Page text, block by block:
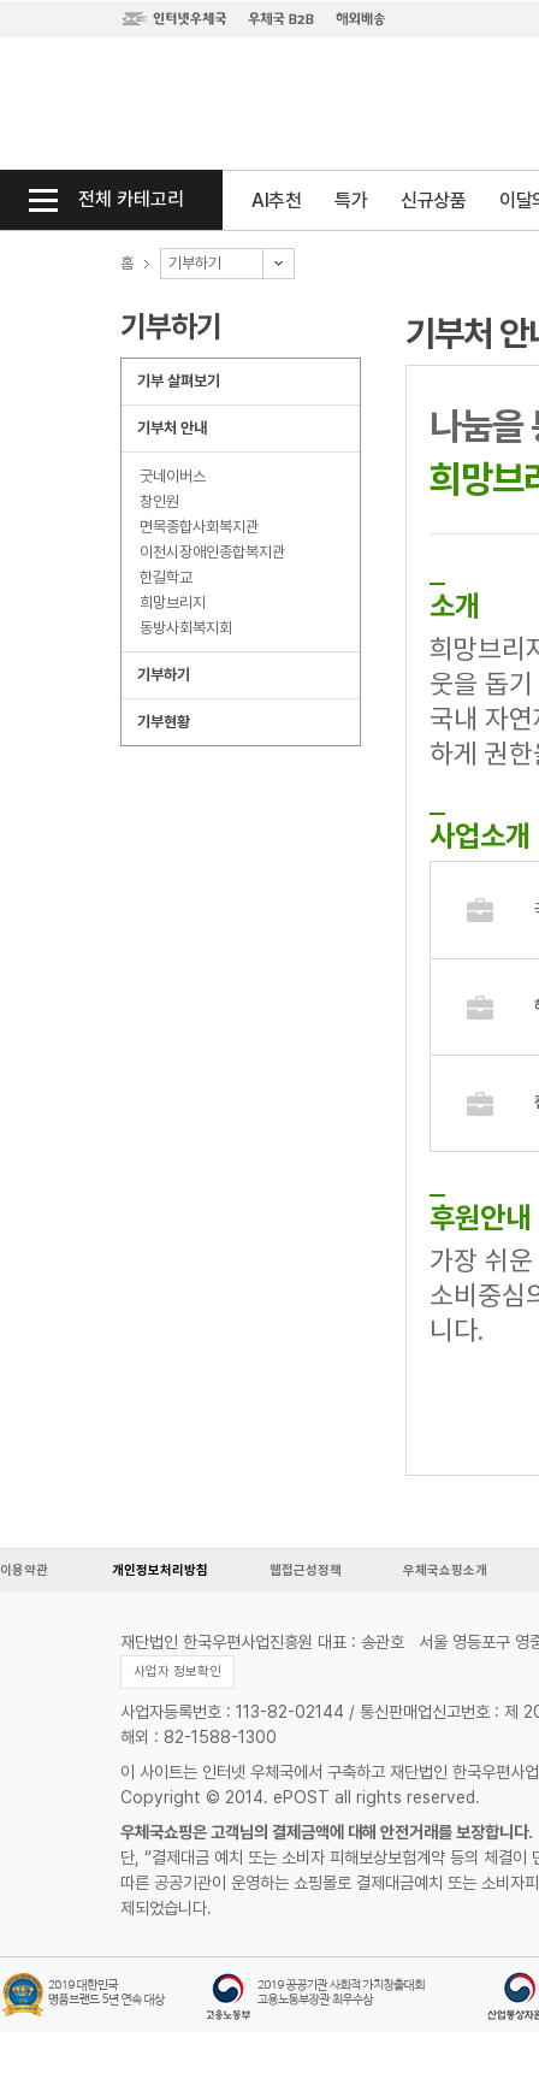
전체 카테고리 AI추천 특가 신규상품 이달
홈 기부하기
기부하기
기부 살펴보기
기부처 안내
굿네이버스
창인원
면목종합사회복지관
이천시장애인종합복지관
한길학교
희망브리지
동방사회복지회
기부하기
기부현황
기부처 안
나눔을
희망브
소개
희망브리
웃을 돕
국내 자
하게 권
사업소개
후원안내
가장 쉬
소비중심
니다.
이용약관 개인정보처리방침 웹접근성정책 우체국쇼핑소개
재단법인 한국우편사업진흥원 대표 : 송관호 서울 영등포구
사업자 정보확인
사업자등록번호 : 113-82-02144 / 통신판매업신고번호 : 제
해외 : 82-1588-1300
이 사이트는 인터넷 우체국에서 구축하고 재단법인 한국우편사
Copyright © 2014. ePOST all rights reserved.
우체국쇼핑은 고객님의 결제금액에 대해 안전거래를 보장합니다.
단, “결제대금 예치 또는 소비자 피해보상보험계약 등의 체결이
따른 공공기관이 운영하는 쇼핑몰로 결제대금예치 또는 소비자
제되었습니다.